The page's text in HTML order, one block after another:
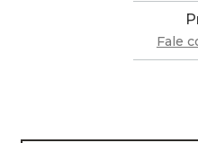
Fale